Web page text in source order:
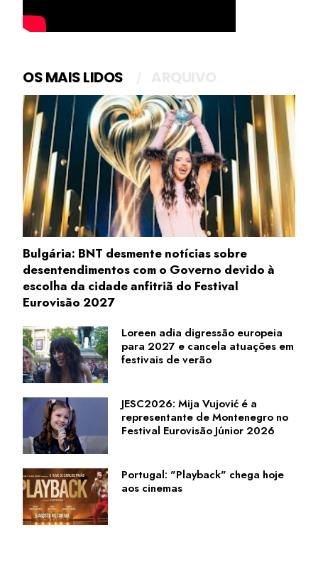
OS MAIS LIDOS
Bulgária: BNT desmente notícias sobre
desentendimentos com o Governo devido à
escolha da cidade anfitriã do Festival
Eurovisão 2027
Loreen adia digressão europeia
para 2027 e cancela atuações em
festivais de verão
JESC2026: Mija Vujović é a
representante de Montenegro no
Festival Eurovisão Júnior 2026
Portugal: "Playback" chega hoje
aos cinemas